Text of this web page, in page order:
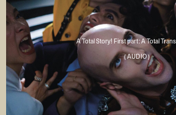
A Total Story! First part: A Total
( AUDIO )